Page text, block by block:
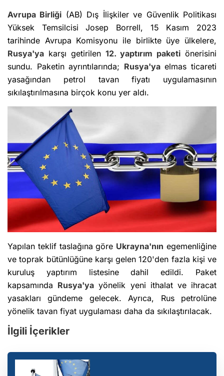
Avrupa Birliği (AB) Dış İlişkiler ve Güvenlik Politikası
Yüksek Temsilcisi Josep Borrell, 15 Kasım 2023
tarihinde Avrupa Komisyonu ile birlikte üye ülkelere,
Rusya'ya karşı getirilen 12. yaptırım paketi önerisini
sundu. Paketin ayrıntılarında; Rusya'yaelmas ticareti
yasağından petrol tavan fiyatı uygulamasının
sıkılaştırılmasına birçok konu yer aldı.
Yapılan teklif taslağına göre Ukrayna'nın egemenliğine
ve toprak bütünlüğüne karşı gelen 120'den fazla kişi ve
kuruluş yaptırım listesine dahil edildi. Paket
kapsamında Rusya'ya yönelik yeni ithalat ve ihracat
yasakları gündeme gelecek. Ayrıca, Rus petrolüne
yönelik tavan fiyat uygulaması daha da sıkılaştırılacak.
İlgili İçerikler